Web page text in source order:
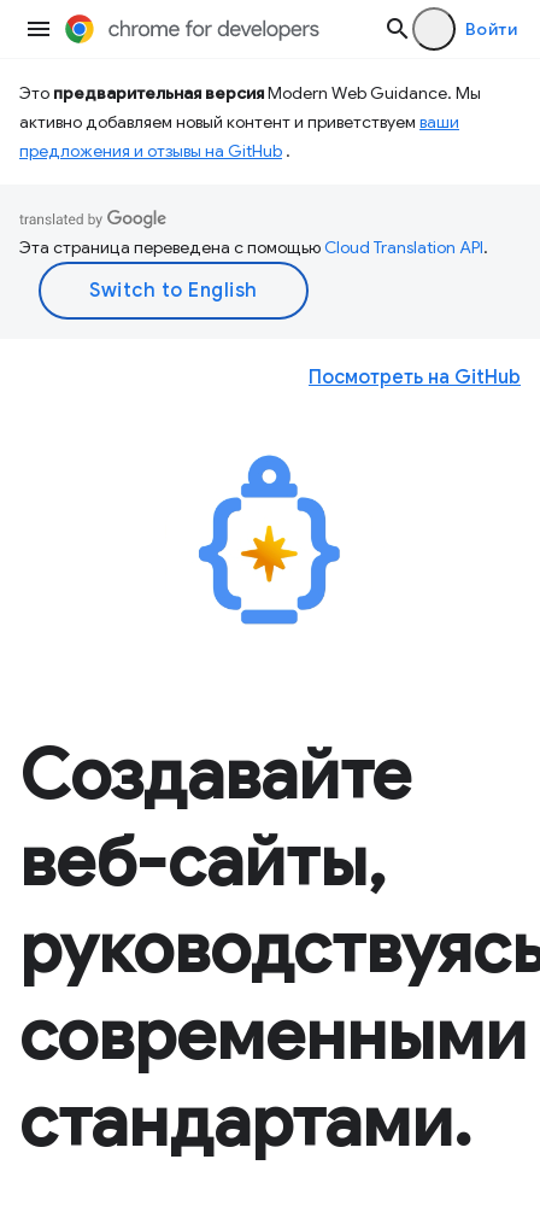
Войти
Это предварительная версияModern Web Guidance. Мы
активно добавляем новый контент и приветствуем ваши
предложения и отзывы на GitHub .
Эта страница переведена с помощьюCloud Translation API.
Создавайте
веб-сайты,
современными
стандартами.
Посмотреть на GitHub